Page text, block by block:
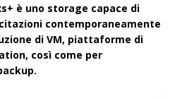
è uno storage capace di
contemporaneamente
di VM, piattaforme di
così come per